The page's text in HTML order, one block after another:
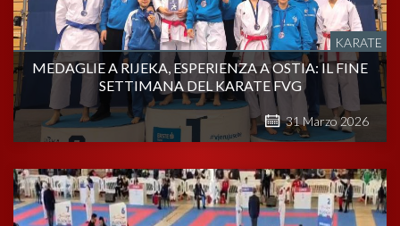
KARATE
MEDAGLIE A RIJEKA, ESPERIENZA A OSTIA: IL FINE
SETTIMANA DEL KARATE FVG
31 Marzo 2026